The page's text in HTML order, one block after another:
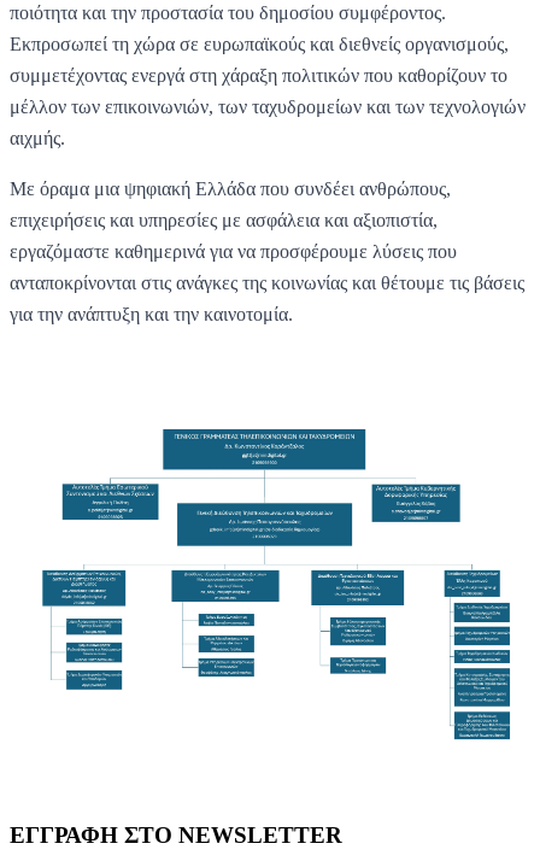
ποιότητα και την προστασία του δημοσίου συμφέροντος.
Εκπροσωπεί τη χώρα σε ευρωπαϊκούς και διεθνείς οργανισμούς,
συμμετέχοντας ενεργά στη χάραξη πολιτικών που καθορίζουν το
μέλλον των επικοινωνιών, των ταχυδρομείων και των τεχνολογιών
αιχμής.
Με όραμα μια ψηφιακή Ελλάδα που συνδέει ανθρώπους,
επιχειρήσεις και υπηρεσίες με ασφάλεια και αξιοπιστία,
εργαζόμαστε καθημερινά για να προσφέρουμε λύσεις που
ανταποκρίνονται στις ανάγκες της κοινωνίας και θέτουμε τις βάσεις
για την ανάπτυξη και την καινοτομία.
ΕΓΓΡΑΦΗ ΣΤΟ NEWSLETTER